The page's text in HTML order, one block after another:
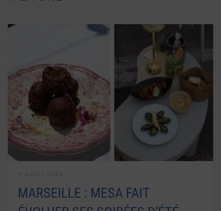
MARSEILLE : MESA FAIT